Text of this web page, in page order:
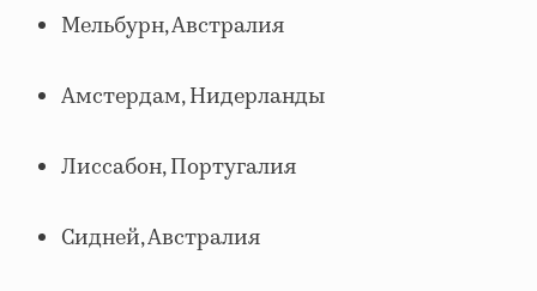
Мельбурн, Австралия
Амстердам, Нидерланды
Лиссабон, Португалия
Сидней, Австралия